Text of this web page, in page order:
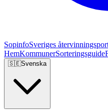
SopinfoSveriges
HemKommunerSorteringsguide
🇸🇪Svenska